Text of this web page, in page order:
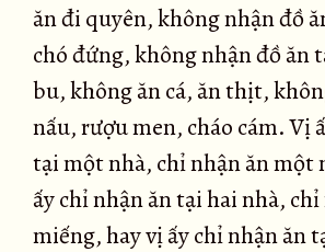
ăn đi quyên, không nhận đồ
chó đứng, không nhận đồ ăn
bu, không ăn cá, ăn thịt,
nấu, rượu men, cháo cám. Vị
tại một nhà, chỉ nhận ăn một
ấy chỉ nhận ăn tại hai nhà,
miếng, hay vị ấy chỉ nhận ăn